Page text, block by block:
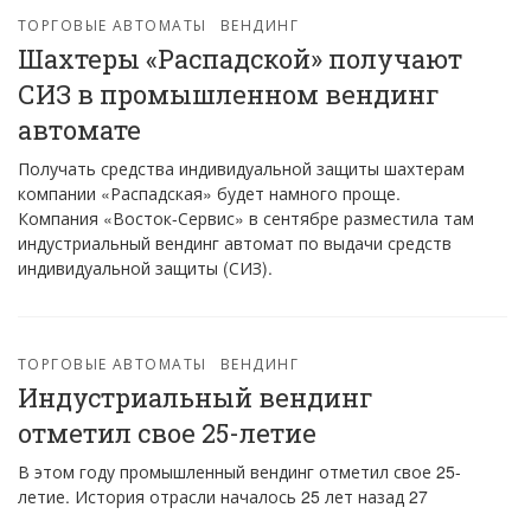
ТОРГОВЫЕ АВТОМАТЫ ВЕНДИНГ
Шахтеры «Распадской» получают
СИЗ в промышленном вендинг
автомате
Получать средства индивидуальной защиты шахтерам
компании «Распадская» будет намного проще.
Компания «Восток-Сервис» в сентябре разместила там
индустриальный вендинг автомат по выдачи средств
индивидуальной защиты (СИЗ).
ТОРГОВЫЕ АВТОМАТЫ ВЕНДИНГ
Индустриальный вендинг
отметил свое 25-летие
В этом году промышленный вендинг отметил свое 25-
летие. История отрасли началось 25 лет назад 27